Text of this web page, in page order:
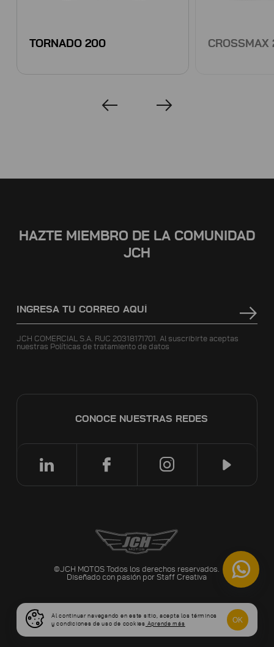
Al continuar navegando en este sitio, acepta los términos
y condiciones de uso de cookies Aprende más OK
TORNADO 200 CROSSMAX
HAZTE MIEMBRO DE LA COMUNIDAD
JCH
JCH COMERCIAL S.A. RUC 20318171701. Al suscribirte aceptas
nuestras Políticas de tratamiento de datos
CONOCE NUESTRAS REDES
©JCH MOTOS Todos los derechos reservados.
Diseñado con pasión por Staff Creativa